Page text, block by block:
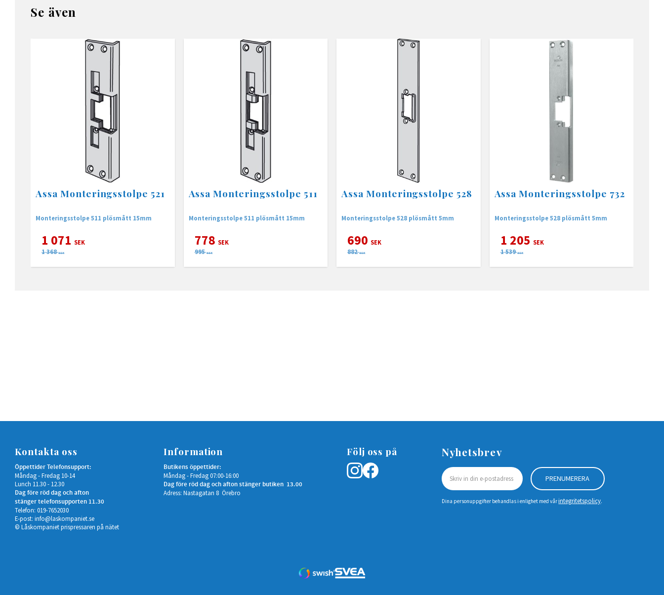
Se även
Assa Monteringsstolpe 521
Monteringsstolpe 511 plösmått 15mm
1 071 SEK
1 368 SEK
Assa Monteringsstolpe 511
Monteringsstolpe 511 plösmått 15mm
778 SEK
995 SEK
Assa Monteringsstolpe 528
Monteringsstolpe 528 plösmått 5mm
690 SEK
882 SEK
Assa Monteringsstolpe 732
Monteringsstolpe 528 plösmått 5mm
1 205 SEK
1 539 SEK
Kontakta oss
Öppettider Telefonsupport:
Måndag - Fredag 10-14
Lunch 11.30 - 12.30
Dag före röd dag och afton
stänger telefonsupporten 11.30
Telefon: 019-7652030
E-post: info@laskompaniet.se
© Låskompaniet prispressaren på nätet
Information
Butikens öppettider:
Måndag - Fredag 07:00-16:00
Dag före röd dag och afton stänger butiken 13.00
Adress: Nastagatan 8 Örebro
Följ oss på Nyhetsbrev
PRENUMERERA
Dina personuppgifter behandlas i enlighet med vårintegritetspolicy.